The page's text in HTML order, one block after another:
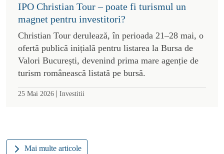
IPO Christian Tour – poate fi turismul un
magnet pentru investitori?
Christian Tour derulează, în perioada 21–28 mai, o
ofertă publică inițială pentru listarea la Bursa de
Valori București, devenind prima mare agenție de
turism românească listată pe bursă.
25 Mai 2026 | Investitii
Mai multe articole